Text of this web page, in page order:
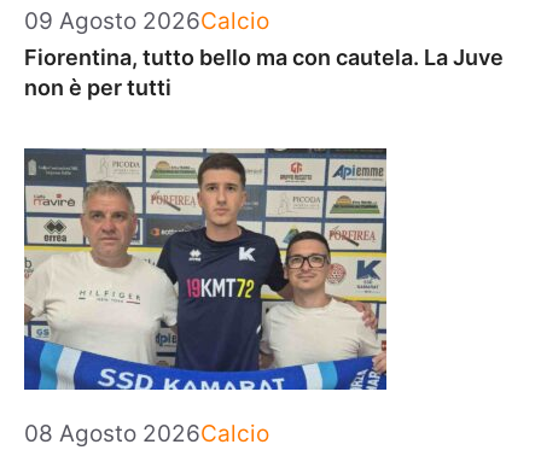
09 Agosto 2026Categorie
Calcio
Fiorentina, tutto bello ma con cautela. La Juve
non è per tutti
08 Agosto 2026Categorie
Calcio